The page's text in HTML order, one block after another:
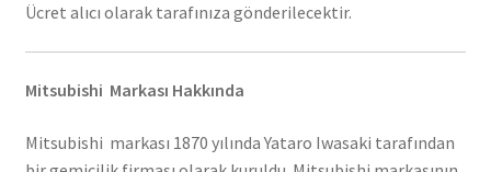
Ücret alıcı olarak tarafınıza gönderilecektir.
Mitsubishi Markası Hakkında
Mitsubishi markası 1870 yılında Yataro Iwasaki tarafından